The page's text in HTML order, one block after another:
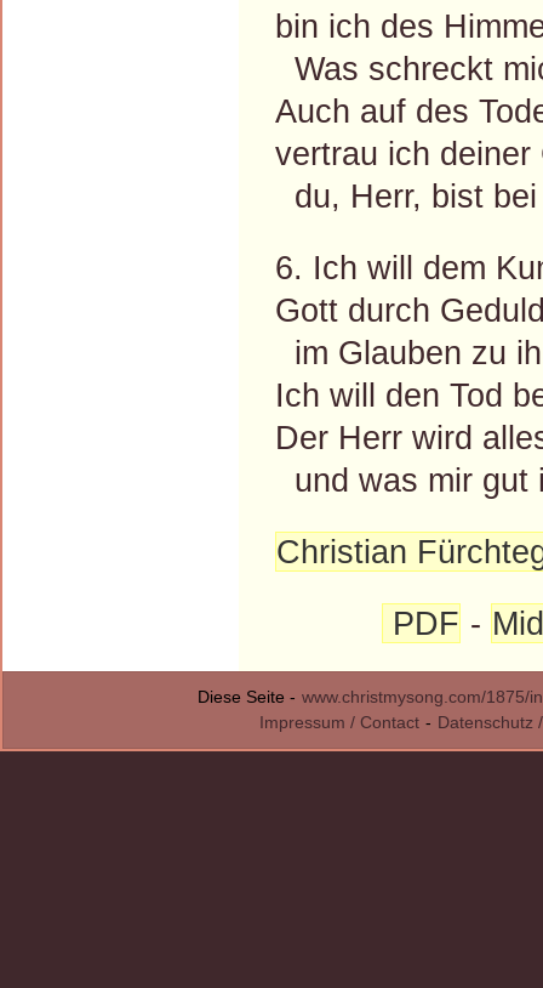
bin ich des
Was schreckt
Auch auf des
vertrau ich deiner
du, Herr, bist
6. Ich will dem
Gott durch
im Glauben zu
Ich will den Tod
Der Herr wird
und was mir gut
Christian
PDF -
Diese Seite - www.christmysong.com/1875/
Impressum / Contact - Datenschutz